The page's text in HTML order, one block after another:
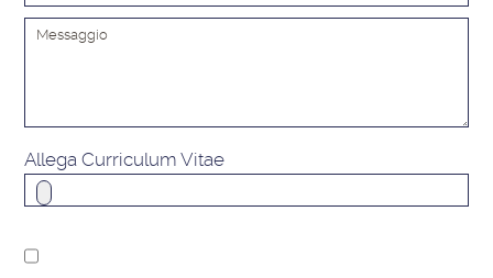
Allega Curriculum Vitae